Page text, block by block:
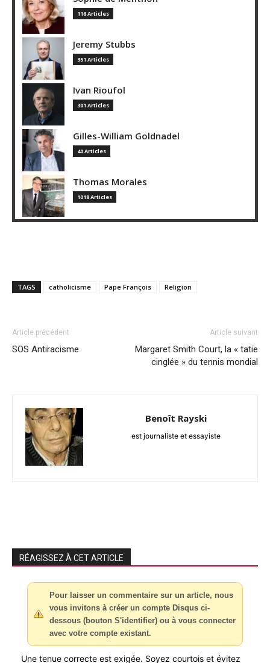
116 Articles
Jeremy Stubbs
351 Articles
Ivan Rioufol
301 Articles
Gilles-William Goldnadel
40 Articles
Thomas Morales
1018 Articles
TAGS catholicisme Pape François Religion
Article précédent
SOS Antiracisme
Article suivant
Margaret Smith Court, la « tatie
cinglée » du tennis mondial
Benoît Rayski
est journaliste et essayiste
RÉAGISSEZ À CET ARTICLE
Pour laisser un commentaire sur un article, nous
vous invitons à créer un compte Disqus ci-
dessous (bouton S'identifier) ou à vous connecter
avec votre compte existant.
Une tenue correcte est exigée. Soyez courtois et évitez